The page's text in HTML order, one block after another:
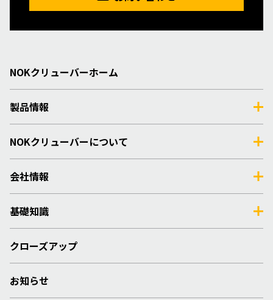
NOKクリューバーホーム
製品情報
NOKクリューバーについて
会社情報
基礎知識
クローズアップ
お知らせ